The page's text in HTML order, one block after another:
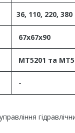
36, 110, 220, 380
67х67х90
МТ5201 та
-